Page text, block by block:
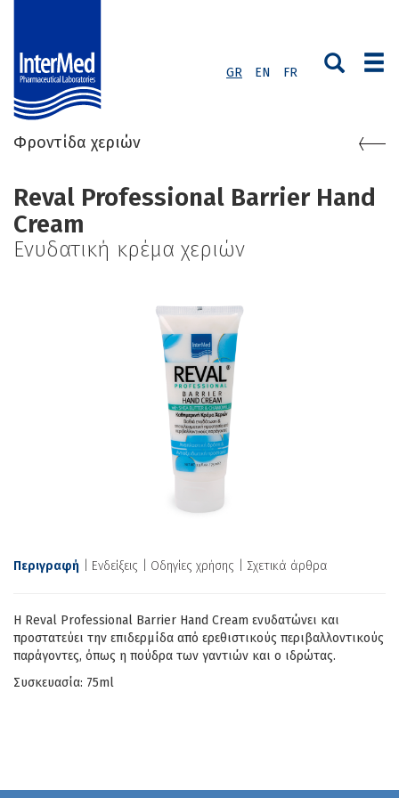
GR EN FR
Φροντίδα χεριών
Reval Professional Barrier Hand
Cream
Ενυδατική κρέμα χεριών
Περιγραφή Ενδείξεις Οδηγίες χρήσης Σχετικά άρθρα
Η Reval Professional Barrier Hand Cream ενυδατώνει και
προστατεύει την επιδερμίδα από ερεθιστικούς περιβαλλοντικούς
παράγοντες, όπως η πούδρα των γαντιών και ο ιδρώτας.
Συσκευασία: 75ml